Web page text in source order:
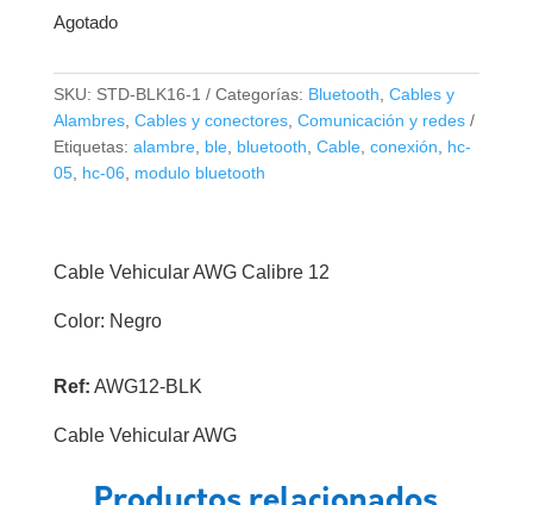
Agotado
SKU: STD-BLK16-1 Categorías: Bluetooth Cables y
Alambres, Cables y conectores, Comunicación y redes
Etiquetas: alambre, ble, bluetooth Cable, conexión
hc-
05, hc-06 modulo bluetooth
Cable Vehicular AWG Calibre 12
Color: Negro
Ref: AWG12-BLK
Cable Vehicular AWG